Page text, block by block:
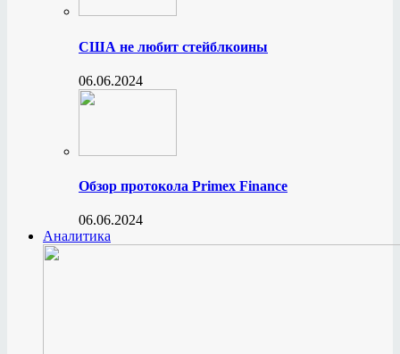
США не любит стейблкоины
06.06.2024
Обзор протокола Primex Finance
06.06.2024
Аналитика